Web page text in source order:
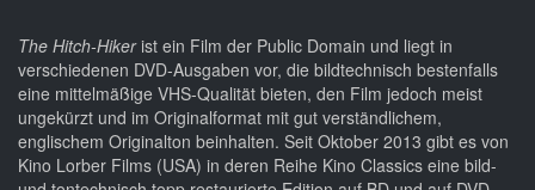
The Hitch-Hikerist ein Film der Public Domain und liegt in
verschiedenen DVD-Ausgaben vor, die bildtechnisch bestenfalls
eine mittelmäßige VHS-Qualität bieten, den Film jedoch meist
ungekürzt und im Originalformat mit gut verständlichem,
englischem Originalton beinhalten. Seit Oktober 2013 gibt es von
Kino Lorber Films (USA) in deren Reihe Kino Classics eine bild-